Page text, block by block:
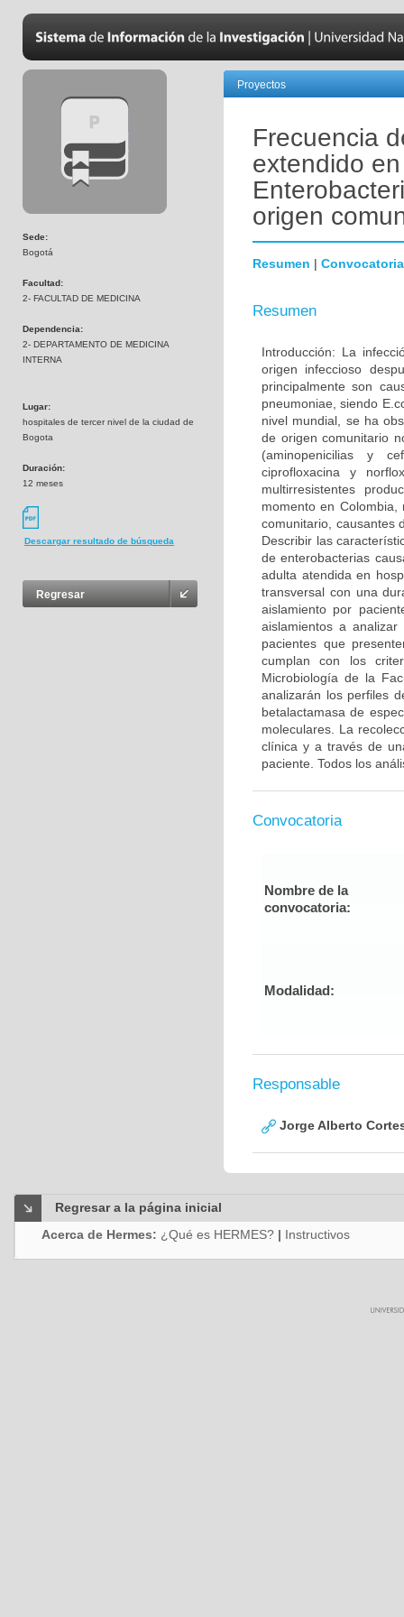
Sede:
Bogotá
Facultad:
2- FACULTAD DE MEDICINA
Dependencia:
2- DEPARTAMENTO DE MEDICINA
INTERNA
Lugar:
hospitales de tercer nivel de la ciudad de
Bogota
Duración:
12 meses
Descargar resultado de búsqueda
Regresar
Proyectos
Frecuencia
extendido
origen
Resumen | Convocatoria
Resumen
Introducción: La
origen infeccioso
principalmente son
pneumoniae, siendo
nivel mundial, se ha
de origen comunitario
(aminopenicilias y
ciprofloxacina y
multirresistentes
momento en
comunitario, causantes
Describir las
de enterobacterias
adulta atendida en
transversal con una
aislamiento por
aislamientos a
pacientes que
cumplan con los
Microbiología de la
analizarán los perfiles
betalactamasa de
moleculares. La
clínica y a través de
paciente. Todos los
Convocatoria
Nombre de la
convocatoria:
Modalidad:
Responsable
Jorge Alberto
Regresar a la página inicial
Acerca de Hermes: ¿Qué es HERMES? | Instructivos